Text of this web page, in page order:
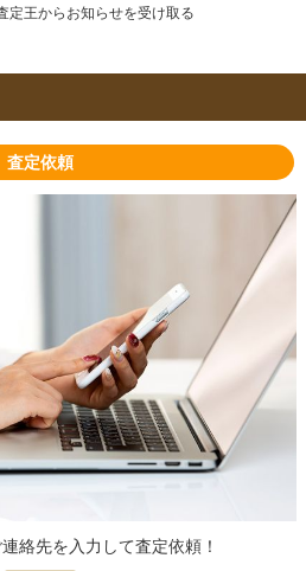
定王からお知らせを受け取る
査定依頼
絡先を入力して査定依頼！